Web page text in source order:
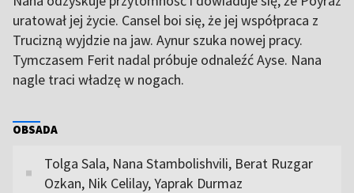
uratował jej życie. Cansel boi się, że jej współpraca z
Trucizną wyjdzie na jaw. Aynur szuka nowej pracy.
Tymczasem Ferit nadal próbuje odnaleźć Ayse. Nana
nagle traci władzę w nogach.
OBSADA
Tolga Sala, Nana Stambolishvili, Berat Ruzgar
Ozkan, Nik Celilay, Yaprak Durmaz